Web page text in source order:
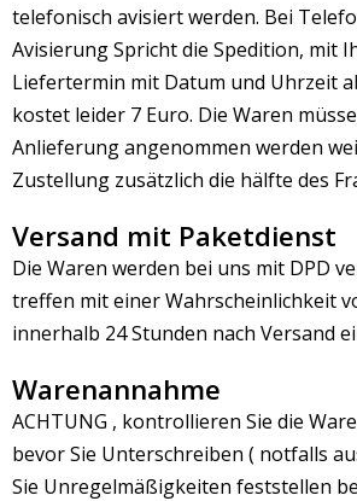
telefonisch avisiert werden. Bei
Avisierung Spricht die Spedition, mit
Liefertermin mit Datum und Uhrzeit
kostet leider 7 Euro. Die Waren
Anlieferung angenommen werden
Zustellung zusätzlich die hälfte des
Versand mit Paketdienst
Die Waren werden bei uns mit DPD
treffen mit einer Wahrscheinlichkeit
innerhalb 24 Stunden nach Versand
Warenannahme
ACHTUNG , kontrollieren Sie die
bevor Sie Unterschreiben ( notfalls
Sie Unregelmäßigkeiten feststellen